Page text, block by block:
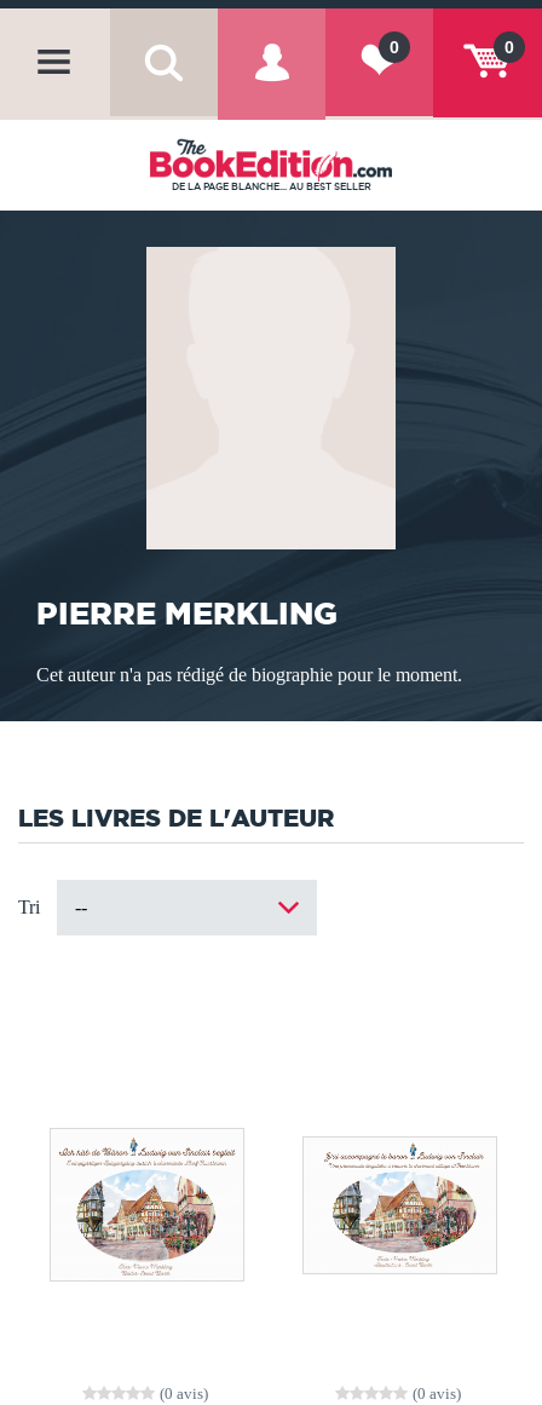
0
0
DE LA PAGE BLANCHE... AU BEST SELLER
PIERRE MERKLING
Cet auteur n'a pas rédigé de biographie pour le moment.
LES LIVRES DE L'AUTEUR
Tri
(0 avis) (0 avis)